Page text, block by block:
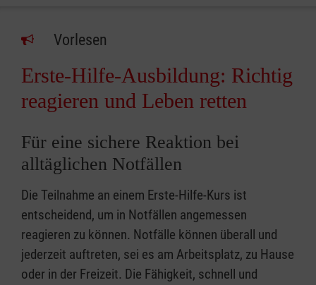
Vorlesen
Erste-Hilfe-Ausbildung: Richtig
reagieren und Leben retten
Für eine sichere Reaktion bei
alltäglichen Notfällen
Die Teilnahme an einem Erste-Hilfe-Kurs ist
entscheidend, um in Notfällen angemessen
reagieren zu können. Notfälle können überall und
jederzeit auftreten, sei es am Arbeitsplatz, zu Hause
oder in der Freizeit. Die Fähigkeit, schnell und